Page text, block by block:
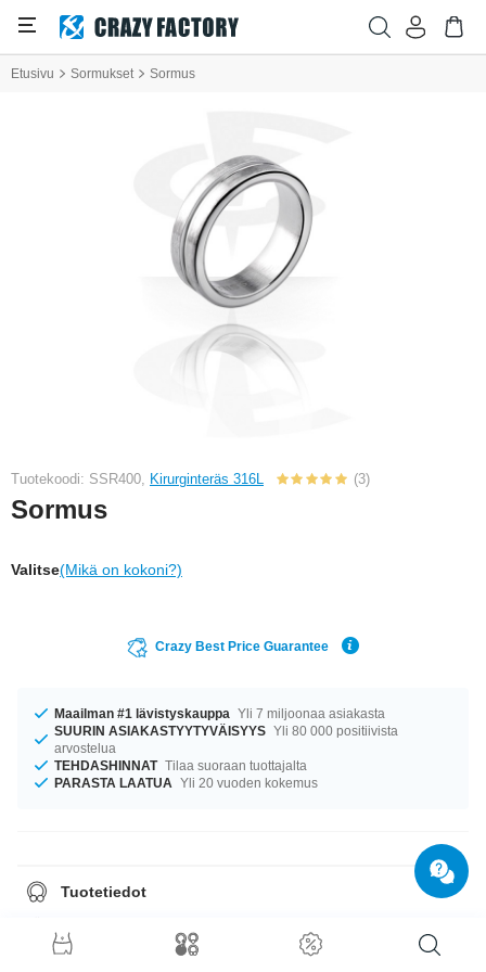
Etusivu Sormukset Sormus
Tuotekoodi: SSR400, Kirurginteräs 316L (3)
Sormus
Valitse(Mikä on kokoni?)
Crazy Best Price Guarantee
Maailman #1 lävistyskauppa Yli 7 miljoonaa asiakasta
SUURIN ASIAKASTYYTYVÄISYYS Yli 80 000 positiivista
arvostelua
TEHDASHINNAT Tilaa suoraan tuottajalta
PARASTA LAATUA Yli 20 vuoden kokemus
Tuotetiedot
21.5 mm. huippu tuote, joka luo nostetta mihin tahansa lookiin!